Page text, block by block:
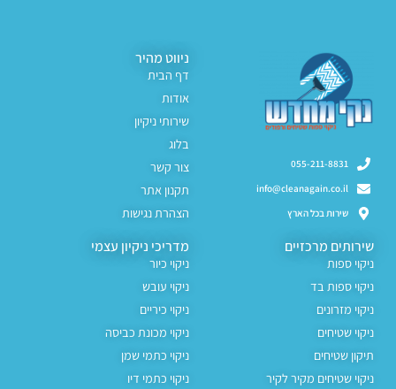
055-211-8831
info@cleanagain.co.il
שירות בכל הארץ
ניווט מהיר
דף הבית
אודות
שירותי ניקיון
בלוג
צור קשר
תקנון אתר
הצהרת נגישות
שירותים מרכזיים
ניקוי ספות
ניקוי ספות בד
ניקוי מזרונים
ניקוי שטיחים
תיקון שטיחים
ניקוי שטיחים מקיר לקיר
מדריכי ניקיון עצמי
ניקוי כיור
ניקוי עובש
ניקוי כיריים
ניקוי מכונת כביסה
ניקוי כתמי שמן
ניקוי כתמי דיו